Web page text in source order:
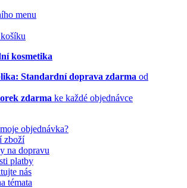
menu
kosmetika
Standardní doprava zdarma od
zdarma ke každé objednávce
objednávka?
zboží
na dopravu
platby
nás
témata